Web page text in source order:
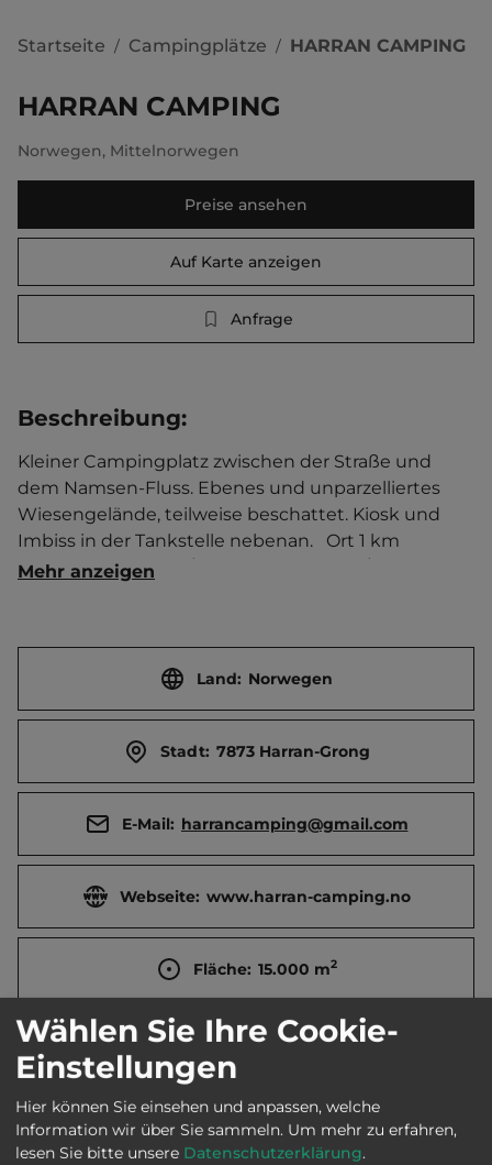
Startseite / Campingplätze / HARRAN CAMPING
HARRAN CAMPING
Norwegen, Mittelnorwegen
Preise ansehen
Auf Karte anzeigen
Anfrage
Beschreibung:
Kleiner Campingplatz zwischen der Straße und
dem Namsen-Fluss. Ebenes und unparzelliertes
Wiesengelände, teilweise beschattet. Kiosk und
Imbiss in der Tankstelle nebenan.   Ort 1 km
entfernt. Touristen-/Dauerstellplätze 50/0.
Mehr anzeigen
Land: Norwegen
Stadt: 7873 Harran-Grong
E-Mail: harrancamping@gmail.com
Webseite: www.harran-camping.no
Fläche: 15.000 m2
Öffnungszeiten: Mitte Mai bis Sept.
Telefon: 0047 74332990
Wählen Sie Ihre Cookie-
Einstellungen
Hier können Sie einsehen und anpassen, welche
Information wir über Sie sammeln. Um mehr zu erfahren,
lesen Sie bitte unsere Datenschutzerklärung.